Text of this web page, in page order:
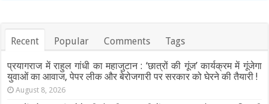
Recent Popular Comments Tags
प्रयागराज में राहुल गांधी का महाजुटान : ‘छात्रों की गूंज’ कार्यक्रम में गूंजेगा
युवाओं का आवाज, पेपर लीक और बेरोजगारी पर सरकार को घेरने की तैयारी !
August 8, 2026